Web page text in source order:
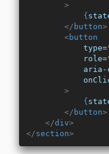
        >
            {
        </
button>
        <
button
            type
=
            role
=
aria-
        >
            {
        </
button>
    </
div>
</section>